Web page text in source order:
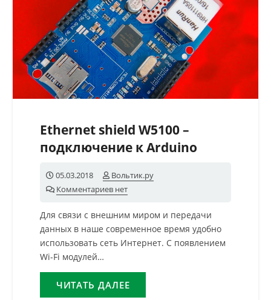
Ethernet shield W5100 –
подключение к Arduino
05.03.2018
Вольтик.ру
Комментариев нет
Для связи с внешним миром и передачи
данных в наше современное время удобно
использовать сеть Интернет. С появлением
Wi-Fi модулей…
ЧИТАТЬ ДАЛЕЕ